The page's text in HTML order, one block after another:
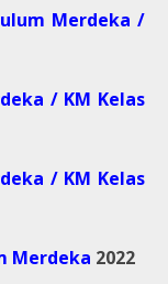
Merdeka /
/ KM Kelas
/ KM Kelas
Merdeka 2022